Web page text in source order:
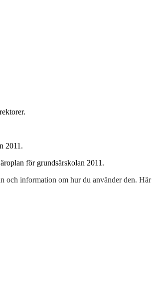
2011.
för grundsärskolan 2011.
och information om hur du använder den.